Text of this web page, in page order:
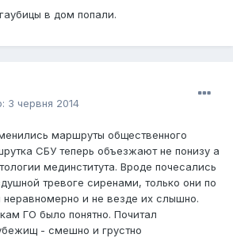
в дом попали.
3 червня 2014
маршруты общественного
СБУ теперь объезжают не понизу а
мединститута. Вроде почесались
тревоге сиренами, только они по
и не везде их слышно.
ГО было понятно. Почитал
- смешно и грустно